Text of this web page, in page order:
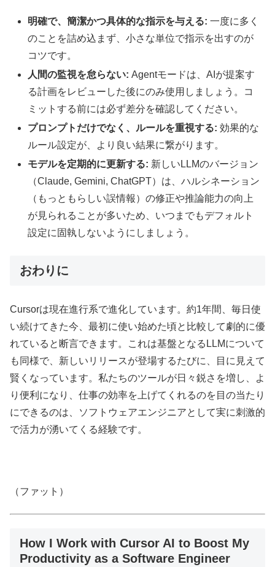
明確で、簡潔かつ具体的な指示を与える: 一度に多く
のことを詰め込まず、小さな単位で指示を出すのが
コツです。
人間の監視を怠らない: Agentモードは、AIが提案す
る計画をレビューした後にのみ使用しましょう。コ
ミットする前には必ず差分を確認してください。
プロンプトだけでなく、ルールを重視する: 効果的な
ルール設定が、より良い結果に繋がります。
モデルを定期的に更新する: 新しいLLMのバージョン
（Claude, Gemini, ChatGPT）は、ハルシネーション
（もっともらしい誤情報）の修正や推論能力の向上
が見られることが多いため、いつまでもデフォルト
設定に固執しないようにしましょう。
おわりに
Cursorは現在進行系で進化しています。約1年間、毎日使
い続けてきた今、最初に使い始めた頃と比較して劇的に優
れていると断言できます。これは基盤となるLLMについて
も同様で、新しいリリースが登場するたびに、目に見えて
賢くなっています。私たちのツールが日々鋭さを増し、よ
り便利になり、仕事の効率を上げてくれるのを目の当たり
にできるのは、ソフトウェアエンジニアとして実に刺激的
で活力が湧いてくる経験です。
（ファット）
How I Work with Cursor AI to Boost My
Productivity as a Software Engineer